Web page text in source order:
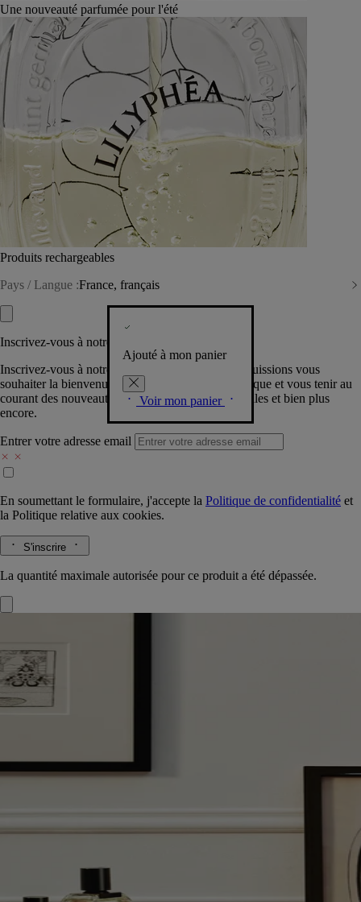
Une nouveauté parfumée pour l'été
Produits rechargeables
Pays / Langue :France, français
Ajouté à mon panier
Voir mon panier
Inscrivez-vous à notre Newsletter
Inscrivez-vous à notre newsletter pour que nous puissions vous
souhaiter la bienvenue dans la communauté Diptyque et vous tenir au
courant des nouveautés, événements, offres spéciales et bien plus
encore.
Entrer votre adresse email
En soumettant le formulaire, j'accepte la Politique de confidentialité et
la Politique relative aux cookies.
S'inscrire
La quantité maximale autorisée pour ce produit a été dépassée.